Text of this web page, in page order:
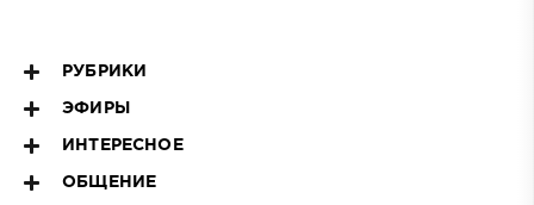
РУБРИКИ
ЭФИРЫ
ИНТЕРЕСНОЕ
ОБЩЕНИЕ